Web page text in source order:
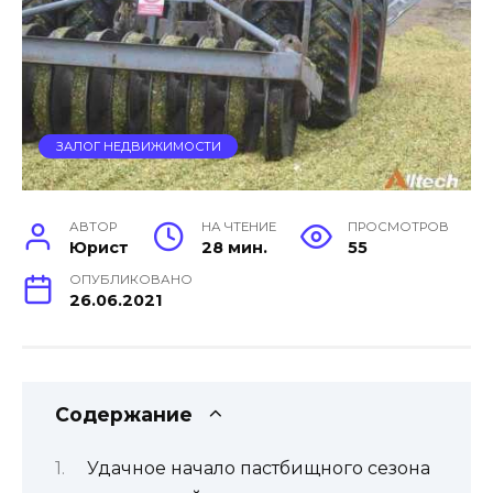
ЗАЛОГ НЕДВИЖИМОСТИ
АВТОР
Юрист
НА ЧТЕНИЕ
28 мин.
ПРОСМОТРОВ
55
ОПУБЛИКОВАНО
26.06.2021
Содержание
Удачное начало пастбищного сезона